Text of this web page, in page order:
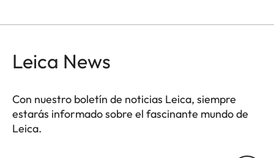
Leica News
Con nuestro boletín de noticias Leica, siempre
estarás informado sobre el fascinante mundo de
Leica.